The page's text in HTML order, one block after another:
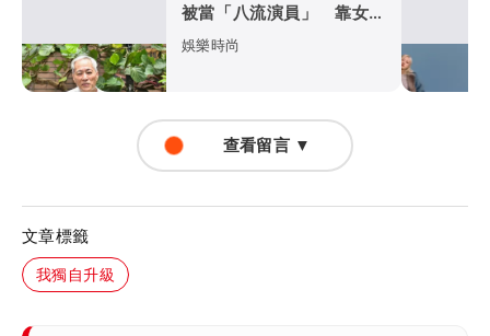
被當「八流演員」 靠女友
晉升姜總裁
娛樂時尚
查看留言 ▼
文章標籤
我獨自升級